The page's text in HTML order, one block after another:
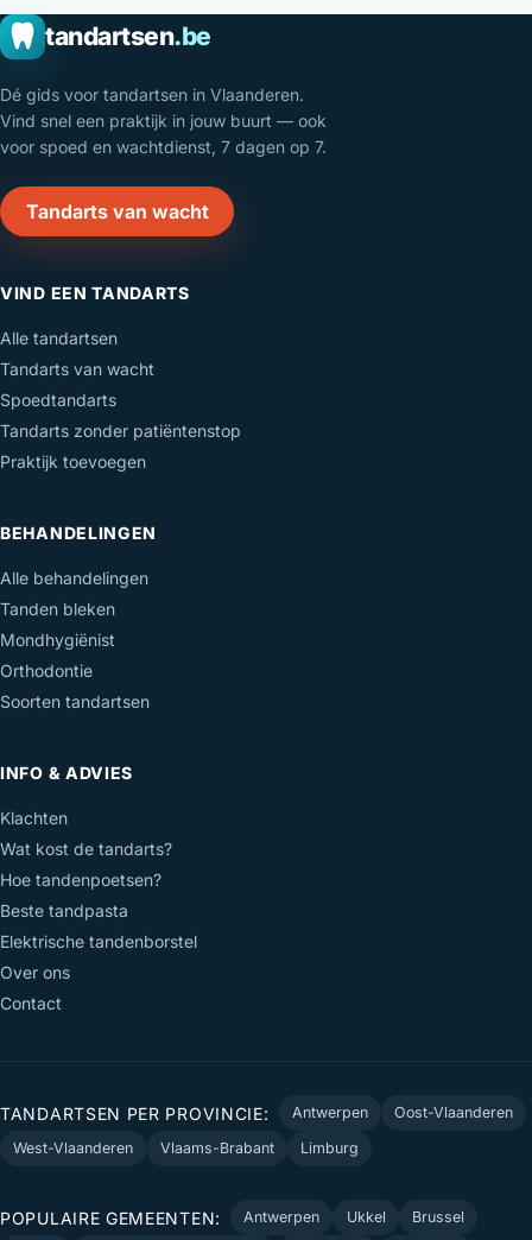
tandartsen.be
Dé gids voor tandartsen in Vlaanderen.
Vind snel een praktijk in jouw buurt — ook
voor spoed en wachtdienst, 7 dagen op 7.
Tandarts van wacht
VIND EEN TANDARTS
Alle tandartsen
Tandarts van wacht
Spoedtandarts
Tandarts zonder patiëntenstop
Praktijk toevoegen
BEHANDELINGEN
Alle behandelingen
Tanden bleken
Mondhygiënist
Orthodontie
Soorten tandartsen
INFO & ADVIES
Klachten
Wat kost de tandarts?
Hoe tandenpoetsen?
Beste tandpasta
Elektrische tandenborstel
Over ons
Contact
TANDARTSEN PER PROVINCIE: Antwerpen
Oost-Vlaanderen
West-Vlaanderen
Vlaams-Brabant Limburg
POPULAIRE GEMEENTEN: Antwerpen Ukkel Brussel